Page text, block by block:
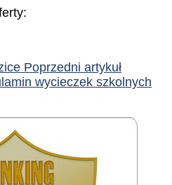
Poprzedni artykuł
wycieczek szkolnych